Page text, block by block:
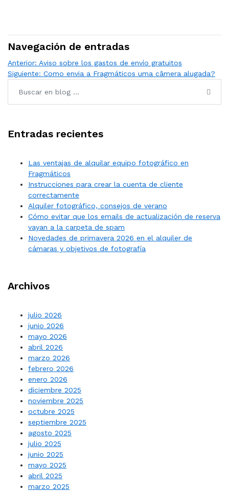
Navegación de entradas
Anterior: Aviso sobre los gastos de envío gratuitos
Siguiente: Como envia a Fragmáticos uma câmera alugada?
Entradas recientes
Las ventajas de alquilar equipo fotográfico en
Fragmáticos
Instrucciones para crear la cuenta de cliente
correctamente
Alquiler fotográfico, consejos de verano
Cómo evitar que los emails de actualización de reserva
vayan a la carpeta de spam
Novedades de primavera 2026 en el alquiler de
cámaras y objetivos de fotografía
Archivos
julio 2026
junio 2026
mayo 2026
abril 2026
marzo 2026
febrero 2026
enero 2026
diciembre 2025
noviembre 2025
octubre 2025
septiembre 2025
agosto 2025
julio 2025
junio 2025
mayo 2025
abril 2025
marzo 2025